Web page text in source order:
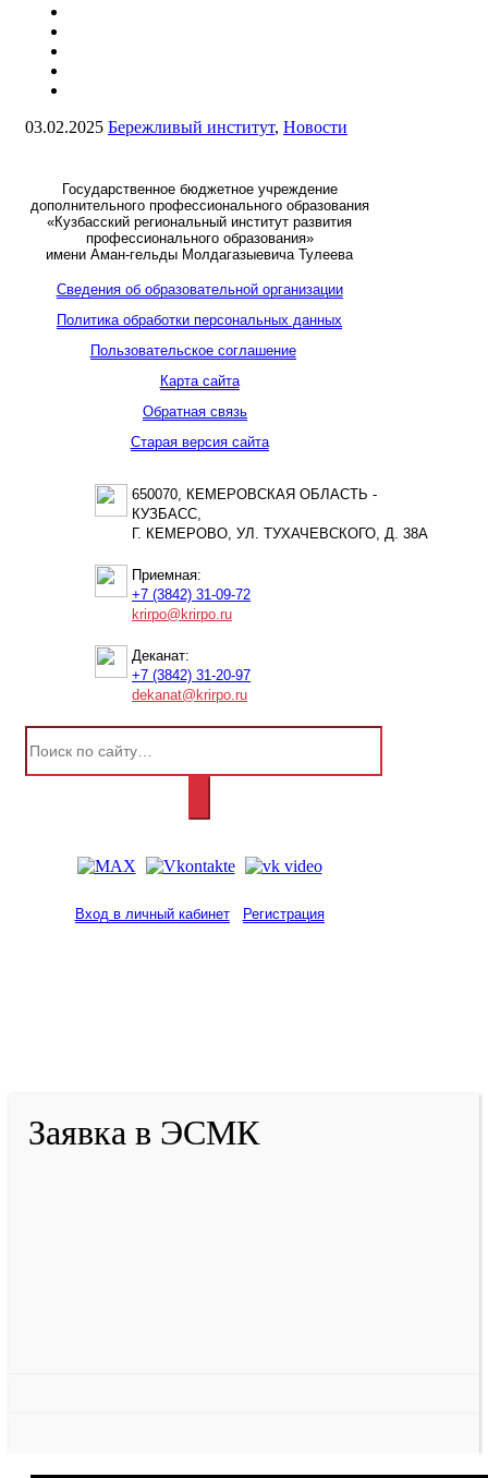
03.02.2025 Бережливый институт, Новости
Государственное бюджетное учреждение
дополнительного профессионального образования
«Кузбасский региональный институт развития
профессионального образования»
имени Аман-гельды Молдагазыевича Тулеева
Сведения об образовательной организации
Политика обработки персональных данных
Пользовательское соглашение
Карта сайта
Обратная связь
Старая версия сайта
650070, КЕМЕРОВСКАЯ ОБЛАСТЬ -
КУЗБАСС,
Г. КЕМЕРОВО, УЛ. ТУХАЧЕВСКОГО, Д. 38А
Приемная:
+7 (3842) 31-09-72
krirpo@krirpo.ru
Деканат:
+7 (3842) 31-20-97
dekanat@krirpo.ru
Вход в личный кабинет Регистрация
Заявка в ЭСМК